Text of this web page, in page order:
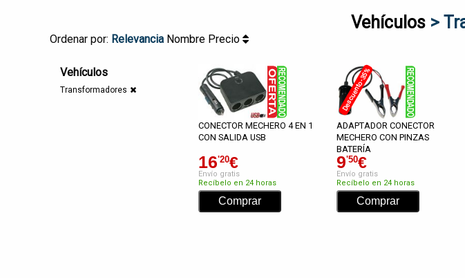
Vehículos >
Ordenar por: Relevancia Nombre Precio
Vehículos
Transformadores
CONECTOR MECHERO 4 EN 1
CON SALIDA USB
16'20€
Envío gratis
Recíbelo en 24 horas
Descuento -35%
ADAPTADOR CONECTOR
MECHERO CON PINZAS
BATERÍA
9'50€
Envío gratis
Recíbelo en 24 horas